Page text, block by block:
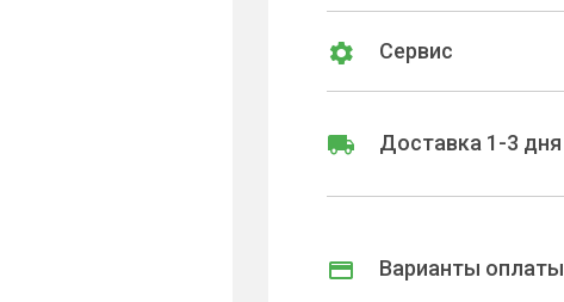
Сервис
Доставка 1-3 дня
Варианты оплаты